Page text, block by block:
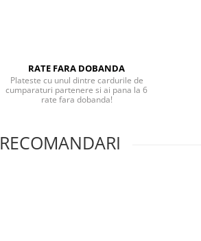
RATE FARA DOBANDA
Plateste cu unul dintre cardurile de
cumparaturi partenere si ai pana la 6
rate fara dobanda!
RECOMANDARI